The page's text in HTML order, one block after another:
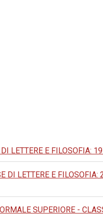
LETTERE E FILOSOFIA:
DI LETTERE E
SUPERIORE -